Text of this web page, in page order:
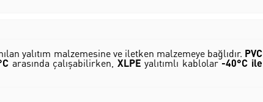
yalıtım malzemesine ve iletken malzemeye bağlıdır. PVC
arasında çalışabilirken, XLPE yalıtımlı kablolar-40°C ile